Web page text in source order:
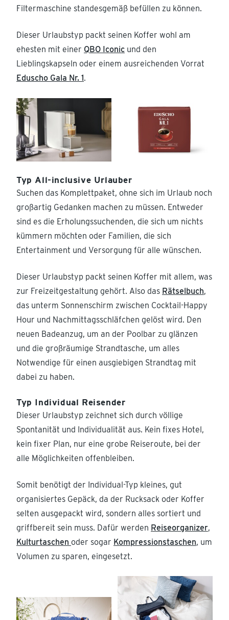
Filtermaschine standesgemäß befüllen zu können.
Dieser Urlaubstyp packt seinen Koffer wohl am
ehesten mit einer QBO Iconic und den
Lieblingskapseln oder einem ausreichenden Vorrat
Eduscho Gala Nr. 1.
Typ All-inclusive Urlauber
Suchen das Komplettpaket, ohne sich im Urlaub noch
großartig Gedanken machen zu müssen. Entweder
sind es die Erholungssuchenden, die sich um nichts
kümmern möchten oder Familien, die sich
Entertainment und Versorgung für alle wünschen.
Dieser Urlaubstyp packt seinen Koffer mit allem, was
zur Freizeitgestaltung gehört. Also das Rätselbuch,
das unterm Sonnenschirm zwischen Cocktail-Happy
Hour und Nachmittagsschläfchen gelöst wird. Den
neuen Badeanzug, um an der Poolbar zu glänzen
und die großräumige Strandtasche, um alles
Notwendige für einen ausgiebigen Strandtag mit
dabei zu haben.
Typ Individual Reisender
Dieser Urlaubstyp zeichnet sich durch völlige
Spontanität und Individualität aus. Kein fixes Hotel,
kein fixer Plan, nur eine grobe Reiseroute, bei der
alle Möglichkeiten offenbleiben.
Somit benötigt der Individual-Typ kleines, gut
organisiertes Gepäck, da der Rucksack oder Koffer
selten ausgepackt wird, sondern alles sortiert und
griffbereit sein muss. Dafür werden Reiseorganizer,
Kulturtaschen oder sogar Kompressionstaschen, um
Volumen zu sparen, eingesetzt.